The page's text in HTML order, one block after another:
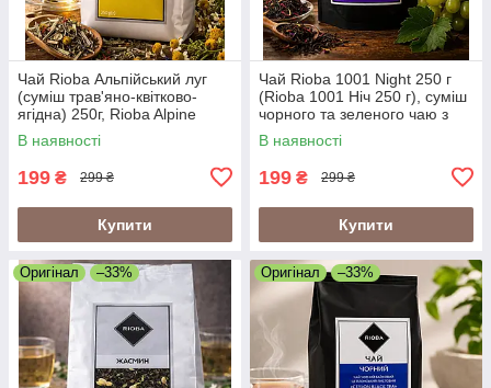
Чай Rioba Альпійський луг
(суміш трав'яно-квітково-
ягідна) 250г, Rioba Alpine
Meadow Herbal Tea 250g
В наявності
199 ₴ 299 ₴
Купити
Чай Rioba 1001 Night 250 г
(Rioba 1001 Ніч 250 г), суміш
чорного та зеленого чаю з
ароматом винограду
В наявності
199 ₴ 299 ₴
Купити
Оригінал –33% Оригінал –33%